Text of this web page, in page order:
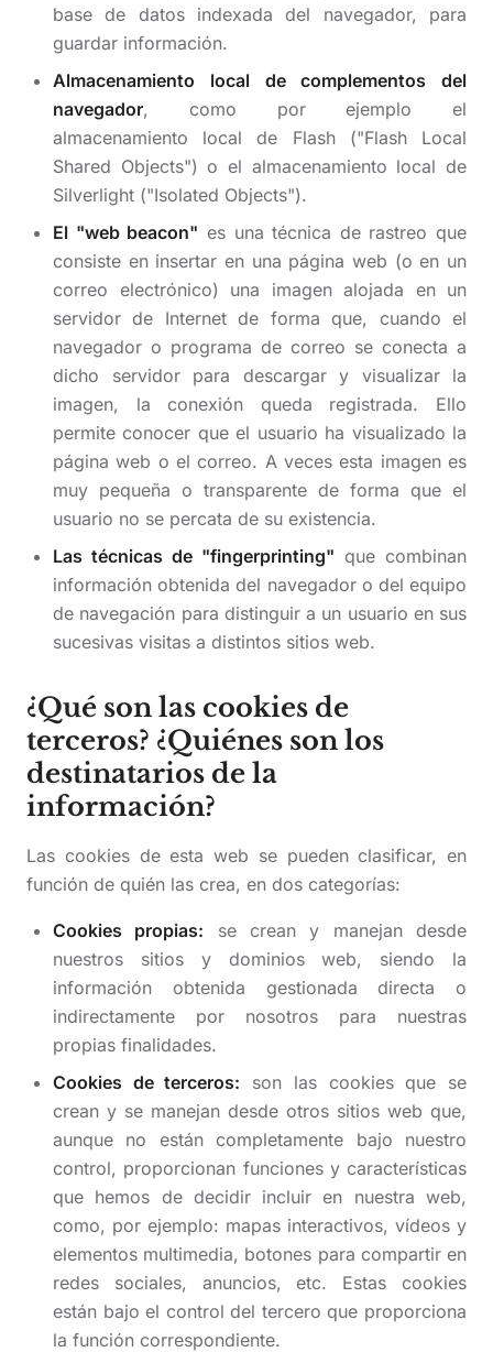
base de datos indexada del navegador, para
guardar información.
Almacenamiento local de complementos del
navegador, como por ejemplo el
almacenamiento local de Flash ("Flash Local
Shared Objects") o el almacenamiento local de
Silverlight ("Isolated Objects").
El "web beacon" es una técnica de rastreo que
consiste en insertar en una página web (o en un
correo electrónico) una imagen alojada en un
servidor de Internet de forma que, cuando el
navegador o programa de correo se conecta a
dicho servidor para descargar y visualizar la
imagen, la conexión queda registrada. Ello
permite conocer que el usuario ha visualizado la
página web o el correo. A veces esta imagen es
muy pequeña o transparente de forma que el
usuario no se percata de su existencia.
Las técnicas de "fingerprinting" que combinan
información obtenida del navegador o del equipo
de navegación para distinguir a un usuario en sus
sucesivas visitas a distintos sitios web.
¿Qué son las cookies de
terceros? ¿Quiénes son los
destinatarios de la
información?
Las cookies de esta web se pueden clasificar, en
función de quién las crea, en dos categorías:
Cookies propias: se crean y manejan desde
nuestros sitios y dominios web, siendo la
información obtenida gestionada directa o
indirectamente por nosotros para nuestras
propias finalidades.
Cookies de terceros: son las cookies que se
crean y se manejan desde otros sitios web que,
aunque no están completamente bajo nuestro
control, proporcionan funciones y características
que hemos de decidir incluir en nuestra web,
como, por ejemplo: mapas interactivos, vídeos y
elementos multimedia, botones para compartir en
redes sociales, anuncios, etc. Estas cookies
están bajo el control del tercero que proporciona
la función correspondiente.